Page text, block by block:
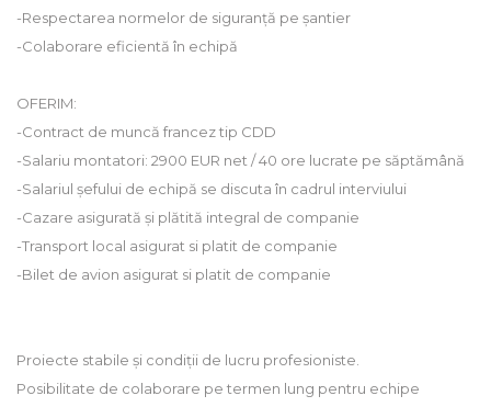
-Respectarea normelor de siguranță pe șantier
-Colaborare eficientă în echipă
OFERIM:
-Contract de muncă francez tip CDD
-Salariu montatori: 2900 EUR net / 40 ore lucrate pe săptămână
-Salariul șefului de echipă se discuta în cadrul interviului
-Cazare asigurată și plătită integral de companie
-Transport local asigurat si platit de companie
-Bilet de avion asigurat si platit de companie
Proiecte stabile și condiții de lucru profesioniste.
Posibilitate de colaborare pe termen lung pentru echipe